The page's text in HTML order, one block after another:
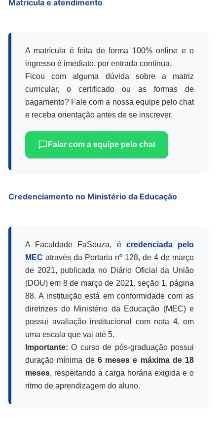
Matrícula e atendimento
A matrícula é feita de forma 100% online e o
ingresso é imediato, por entrada contínua.
Ficou com alguma dúvida sobre a matriz
curricular, o certificado ou as formas de
pagamento? Fale com a nossa equipe pelo chat
e receba orientação antes de se inscrever.
Falar com a equipe pelo chat
Credenciamento no Ministério da Educação
A Faculdade FaSouza, é credenciada pelo
MEC através da Portaria nº 128, de 4 de março
de 2021, publicada no Diário Oficial da União
(DOU) em 8 de março de 2021, seção 1, página
88. A instituição está em conformidade com as
diretrizes do Ministério da Educação (MEC) e
possui avaliação institucional com nota 4, em
uma escala que vai até 5.
Importante: O curso de pós-graduação possui
duração mínima de 6 meses e máxima de 18
meses, respeitando a carga horária exigida e o
ritmo de aprendizagem do aluno.